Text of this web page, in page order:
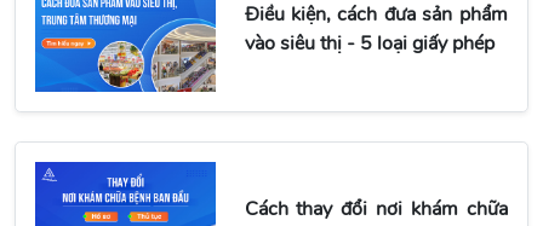
Điều kiện, cách đưa sản phẩm
vào siêu thị - 5 loại giấy phép
Cách thay đổi nơi khám chữa